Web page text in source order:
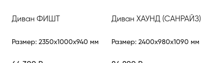
Диван ФИШТ
Размер: 2350x1000x940 мм
Диван ХАУНД (САНРАЙЗ)
Размер: 2400x980x1090 мм